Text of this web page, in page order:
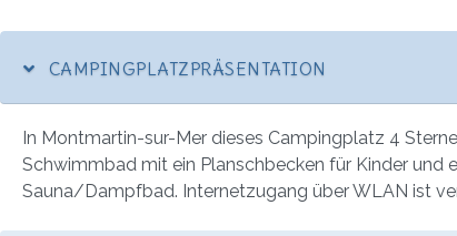
CAMPINGPLATZPRÄSENTATION
In Montmartin-sur-Mer dieses Campingplatz 4
Schwimmbad mit ein Planschbecken für Kinder und
Sauna/Dampfbad. Internetzugang über WLAN ist